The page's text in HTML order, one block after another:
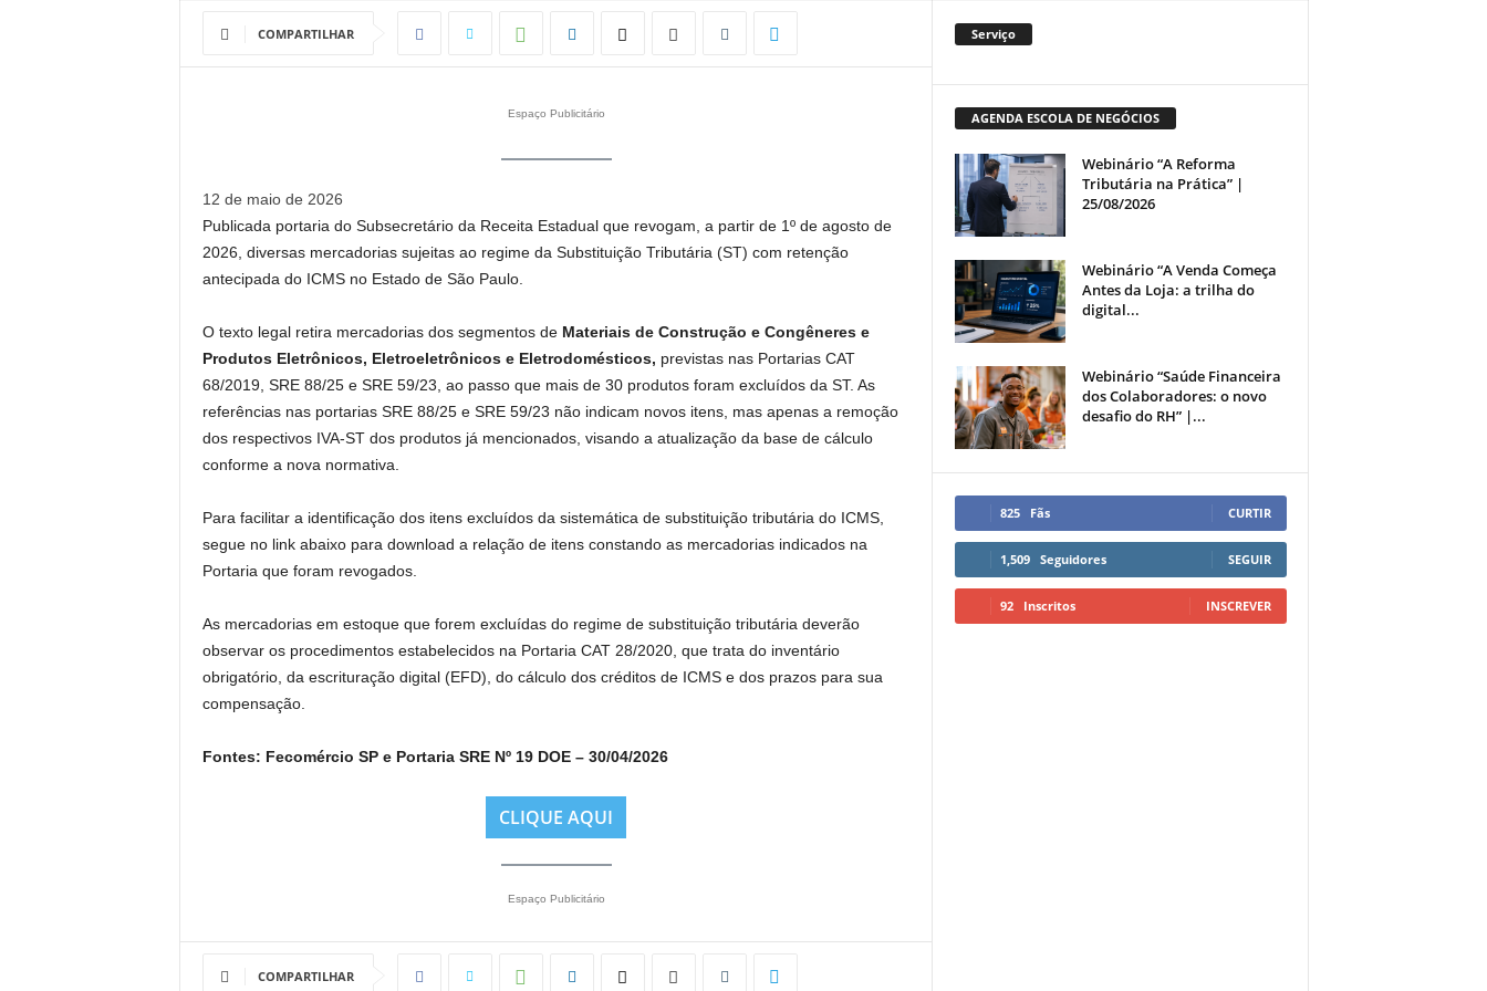
COMPARTILHAR
Espaço Publicitário
12 de maio de 2026
Publicada portaria do Subsecretário da Receita Estadual que revogam, a partir de 1º de agosto de
2026, diversas mercadorias sujeitas ao regime da Substituição Tributária (ST) com retenção
antecipada do ICMS no Estado de São Paulo.
O texto legal retira mercadorias dos segmentos deMateriais de Construção e Congêneres e
Produtos Eletrônicos, Eletroeletrônicos e Eletrodomésticos, previstas nas Portarias CAT
68/2019, SRE 88/25 e SRE 59/23, ao passo que mais de 30 produtos foram excluídos da ST. As
referências nas portarias SRE 88/25 e SRE 59/23 não indicam novos itens, mas apenas a remoção
dos respectivos IVA-ST dos produtos já mencionados, visando a atualização da base de cálculo
conforme a nova normativa.
Para facilitar a identificação dos itens excluídos da sistemática de substituição tributária do ICMS,
segue no link abaixo para download a relação de itens constando as mercadorias indicados na
Portaria que foram revogados.
As mercadorias em estoque que forem excluídas do regime de substituição tributária deverão
observar os procedimentos estabelecidos na Portaria CAT 28/2020, que trata do inventário
obrigatório, da escrituração digital (EFD), do cálculo dos créditos de ICMS e dos prazos para sua
compensação.
Fontes: Fecomércio SP e Portaria SRE Nº 19 DOE – 30/04/2026
CLIQUE AQUI
Espaço Publicitário
COMPARTILHAR
Serviço
AGENDA ESCOLA DE NEGÓCIOS
Webinário “A Reforma
Tributária na Prática” |
25/08/2026
Webinário “A Venda Começa
Antes da Loja: a trilha do
digital...
Webinário “Saúde Financeira
dos Colaboradores: o novo
desafio do RH” |...
825 Fãs CURTIR
1,509 Seguidores SEGUIR
92 Inscritos INSCREVER